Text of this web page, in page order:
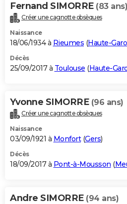
Fernand SIMORRE (83 ans)
Créer une cagnotte obsèques
Naissance
18/06/1934 à Rieumes (Haute-
Décès
25/09/2017 à Toulouse (Haute-
Yvonne SIMORRE (96 ans)
Créer une cagnotte obsèques
Naissance
03/09/1921 à Monfort(Gers)
Décès
18/09/2017 à Pont-à-Mousson (
Andre SIMORRE (94 ans)